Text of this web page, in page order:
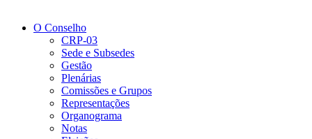
O Conselho
CRP-03
Sede e Subsedes
Gestão
Plenárias
Comissões e Grupos
Representações
Organograma
Notas